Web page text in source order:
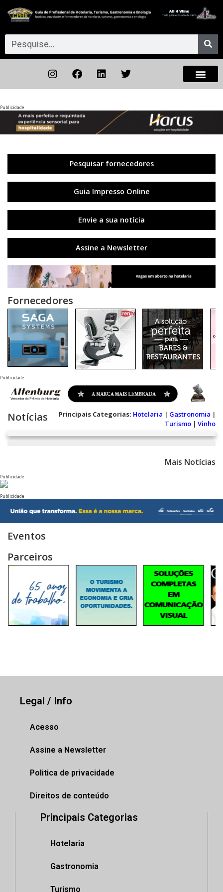
Publicidade
Pesquisar fornecedores
Guia Impresso Online
Envie a sua notícia
Assine a Newsletter
Fornecedores
Publicidade
Notícias Principais Categorias: Hotelaria | Gastronomia |
Turismo | Vinho
Mais Notícias
Publicidade
Publicidade
Eventos
Parceiros
Legal / Info
Acesso
Assine a Newsletter
Politica de privacidade
Direitos de conteúdo
Principais Categorias
Hotelaria
Gastronomia
Turismo